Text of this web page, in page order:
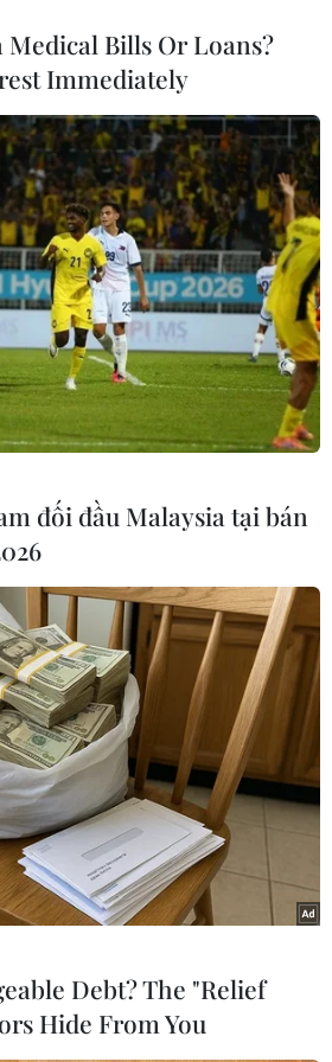
#Kindle Fire #Máy tính bảng
MỤC
vệ tinh riêng,
số
Bắc Kinh
trung tâm AI
trung bình
Bills Or Loans?
Immediately
đối đầu Malaysia tại bán
Debt? The "Relief
Hide From You